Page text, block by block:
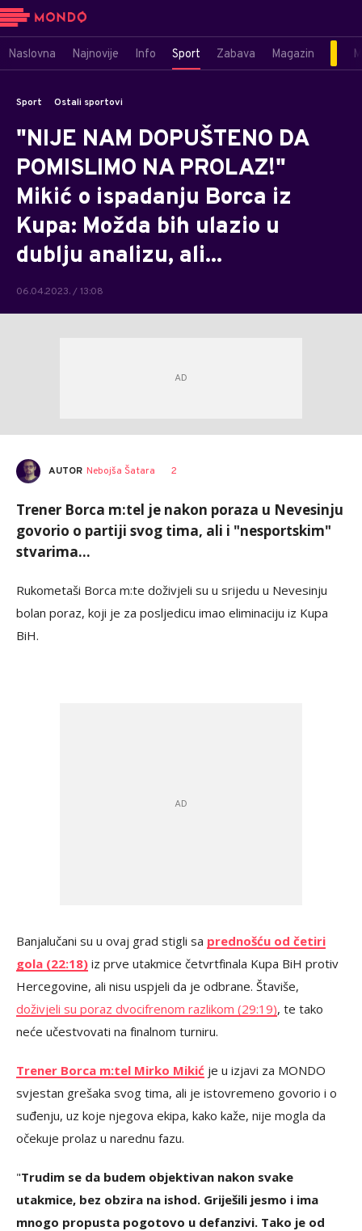
Naslovna Najnovije Info Sport Zabava Magazin
Sport Ostali sportovi
"NIJE NAM DOPUŠTENO DA
POMISLIMO NA PROLAZ!"
Mikić o ispadanju Borca iz
Kupa: Možda bih ulazio u
dublju analizu, ali...
06.04.2023. / 13:08
AUTOR Nebojša Šatara 2
Trener Borca m:tel je nakon poraza u Nevesinju
govorio o partiji svog tima, ali i "nesportskim"
stvarima...
Rukometaši Borca m:te doživjeli su u srijedu u Nevesinju
bolan poraz, koji je za posljedicu imao eliminaciju iz Kupa
BiH.
Banjalučani su u ovaj grad stigli sa prednošću od četiri
gola (22:18) iz prve utakmice četvrtfinala Kupa BiH protiv
Hercegovine, ali nisu uspjeli da je odbrane. Štaviše,
doživjeli su poraz dvocifrenom razlikom (29:19), te tako
neće učestvovati na finalnom turniru.
Trener Borca m:tel Mirko Mikić je u izjavi za MONDO
svjestan grešaka svog tima, ali je istovremeno govorio i o
suđenju, uz koje njegova ekipa, kako kaže, nije mogla da
očekuje prolaz u narednu fazu.
"Trudim se da budem objektivan nakon svake
utakmice, bez obzira na ishod. Griješili jesmo i ima
mnogo propusta pogotovo u defanzivi. Tako je od